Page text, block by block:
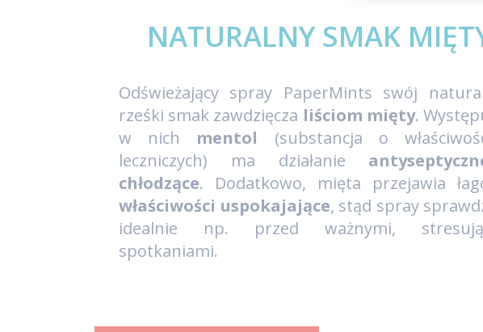
NATURALNY SMAK
Odświeżający spray PaperMints swój
rześki smak zawdzięcza liściom mięty.
w nich mentol (substancja o
leczniczych) ma działanie
chłodzące. Dodatkowo, mięta przejawia
właściwości uspokajające, stąd spray
idealnie np. przed ważnymi,
spotkaniami.